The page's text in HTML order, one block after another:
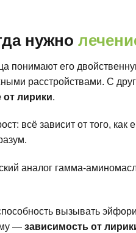
нужно
понимают его
расстройствами. С
от лирики.
всё зависит от того,
аналог гамма-
вызывать
— зависимость от